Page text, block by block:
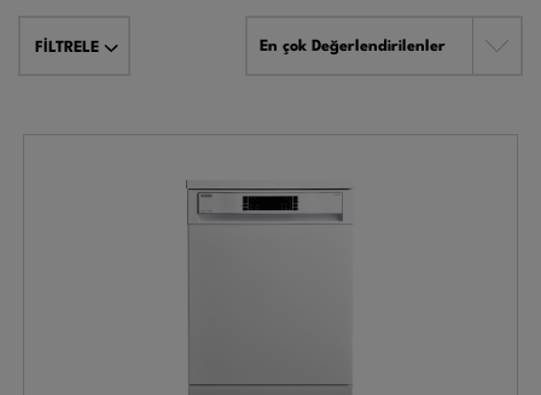
FİLTRELE En çok Değerlendirilenler